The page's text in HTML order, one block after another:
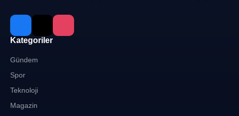
Kategoriler
Gündem
Spor
Teknoloji
Magazin